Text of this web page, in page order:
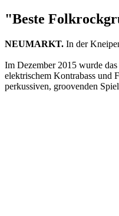
"Beste
NEUMARKT. In der
Im Dezember 2015 wurde
elektrischem Kontrabass und
perkussiven, groovenden